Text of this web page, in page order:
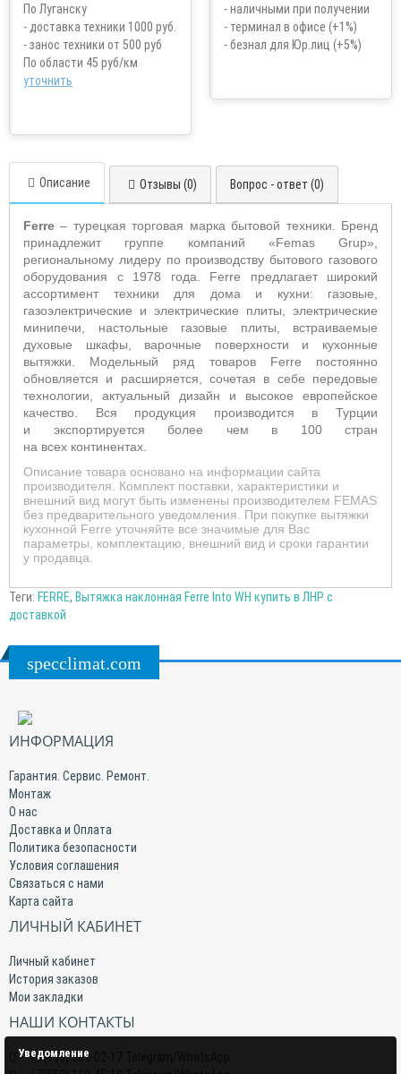
По Луганску
- доставка техники 1000 руб.
- занос техники от 500 руб
По области 45 руб/км
уточнить
- наличными при получении
- терминал в офисе (+1%)
- безнал для Юр.лиц (+5%)
Описание Отзывы (0) Вопрос - ответ (0)
Ferre – турецкая торговая марка бытовой техники. Бренд
принадлежит группе компаний «Femas Grup»,
региональному лидеру по производству бытового газового
оборудования с 1978 года. Ferre предлагает широкий
ассортимент техники для дома и кухни: газовые,
газоэлектрические и электрические плиты, электрические
минипечи, настольные газовые плиты, встраиваемые
духовые шкафы, варочные поверхности и кухонные
вытяжки. Модельный ряд товаров Ferre постоянно
обновляется и расширяется, сочетая в себе передовые
технологии, актуальный дизайн и высокое европейское
качество. Вся продукция производится в Турции
и экспортируется более чем в 100 стран
на всех континентах.
Описание товара основано на информации сайта
производителя. Комплект поставки, характеристики и
внешний вид могут быть изменены производителем FEMAS
без предварительного уведомления. При покупке вытяжки
кухонной Ferre уточняйте все значимые для Вас
параметры, комплектацию, внешний вид и сроки гарантии
у продавца.
Теги: FERRE, Вытяжка наклонная Ferre Into WH купить в ЛНР с
доставкой
specclimat.com
ИНФОРМАЦИЯ
Гарантия. Сервис. Ремонт.
Монтаж
О нас
Доставка и Оплата
Политика безопасности
Условия соглашения
Связаться с нами
Карта сайта
ЛИЧНЫЙ КАБИНЕТ
Личный кабинет
История заказов
Мои закладки
НАШИ КОНТАКТЫ
+7(959) 509-02-17 Telegram/WhatsApp
Уведомление